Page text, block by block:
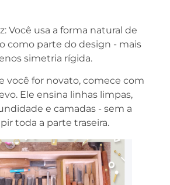
Você usa a forma natural de
como parte do design - mais
simetria rígida.
você for novato, comece com
Ele ensina linhas limpas,
e camadas - sem a
toda a parte traseira.